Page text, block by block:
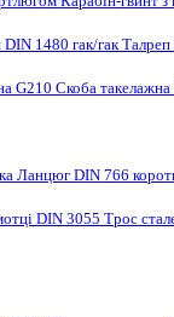
DIN 1480 гак/гакТалреп
G210 Скоба
Ланцюг DIN 766
DIN 3055 Трос